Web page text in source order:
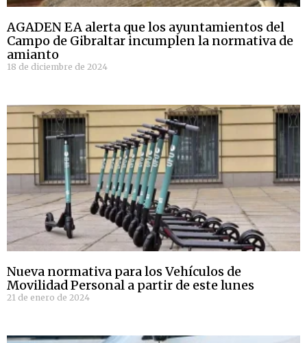
AGADEN EA alerta que los ayuntamientos del
Campo de Gibraltar incumplen la normativa de
amianto
18 de diciembre de 2024
Nueva normativa para los Vehículos de
Movilidad Personal a partir de este lunes
21 de enero de 2024